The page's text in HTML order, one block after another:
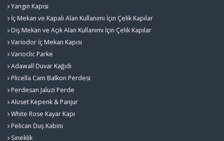
Yangın Kapısı
İç Mekan ve Kapalı Alan Kullanımı İçin Çelik Kapılar
Dış Mekan ve Açık Alan Kullanımı İçin Çelik Kapılar
Variodor İç Mekan Kapısı
Varioclic Parke
Adawall Duvar Kağıdı
Plicella Cam Balkon Perdesi
Perdesan Jaluzi Perde
Aluset Kepenk & Panjur
White Rose Kayar Kapı
Pelican Duş Kabini
Sineklik